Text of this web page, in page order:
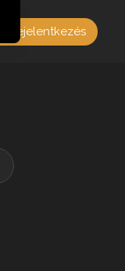
Bejelentkezés